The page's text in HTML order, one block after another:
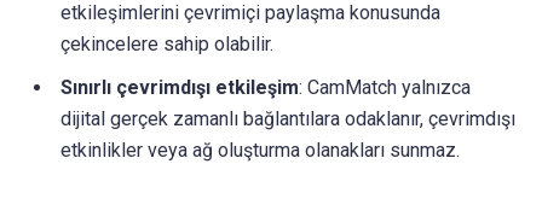
etkileşimlerini çevrimiçi paylaşma konusunda
çekincelere sahip olabilir.
Sınırlı çevrimdışı etkileşim: CamMatch yalnızca
dijital gerçek zamanlı bağlantılara odaklanır, çevrimdışı
etkinlikler veya ağ oluşturma olanakları sunmaz.